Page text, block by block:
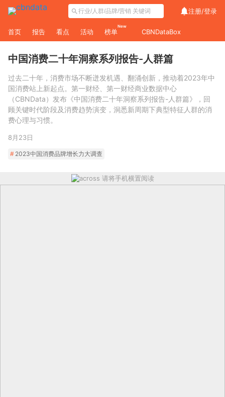
注册/登录
首页 报告 看点 活动 榜单
New
CBNDataBox
中国消费二十年洞察系列报告-人群篇
过去二十年，消费市场不断迸发机遇、翻涌创新，推动着2023年中
国消费站上新起点。第一财经、第一财经商业数据中心
（CBNData）发布《中国消费二十年洞察系列报告-人群篇》，回
顾关键时代阶段及消费趋势演变，洞悉新周期下典型特征人群的消
费心理与习惯。
8月23日
# 2023中国消费品牌增长力大调查
请将手机横置阅读